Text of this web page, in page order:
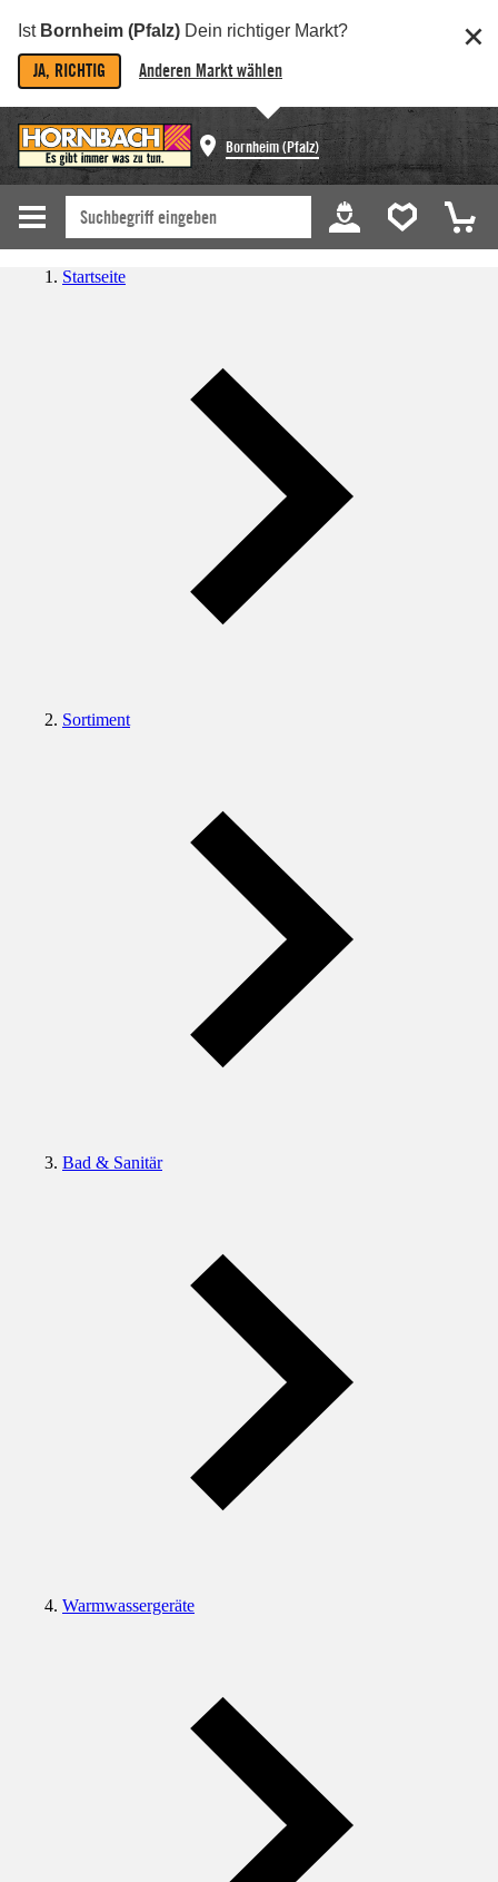
Ist Bornheim (Pfalz) Dein richtiger Markt?
JA, RICHTIG Anderen Markt wählen
Bornheim (Pfalz)
Startseite
Sortiment
Bad & Sanitär
Warmwassergeräte